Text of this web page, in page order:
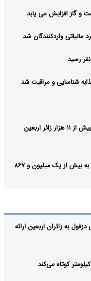
و گاز افزایش می یابد
مالیاتی واردکنندگان شد
خدمات رسانی هلال احمر خوزستان به بیش از ۱۱ هزار زائر اربعین
تردد زائران اربعین از مرزهای خوزستان به بیش از یک میلیون و ۸۶۷
نشست
آرشیو
به زائران اربعین ارائه